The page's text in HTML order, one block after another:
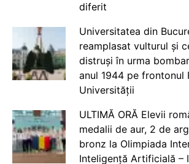
diferit
Universitatea din
reamplasat vulturul și
distruși în urma
anul 1944 pe frontonul
Universității
ULTIMĂ ORĂ Elevii
medalii de aur, 2 de
bronz la Olimpiada
Inteligență Artificială –